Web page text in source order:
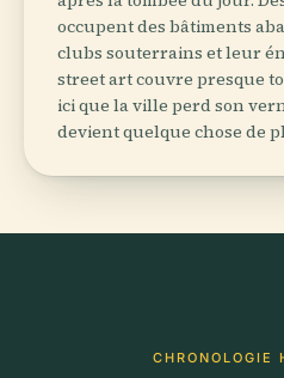
occupent des bâtiments
clubs souterrains et leur
street art couvre presque
ici que la ville perd son
devient quelque chose de
CHRONOLOGIE